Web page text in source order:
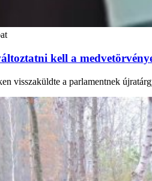
kell a
visszaküldte a parlamentnek